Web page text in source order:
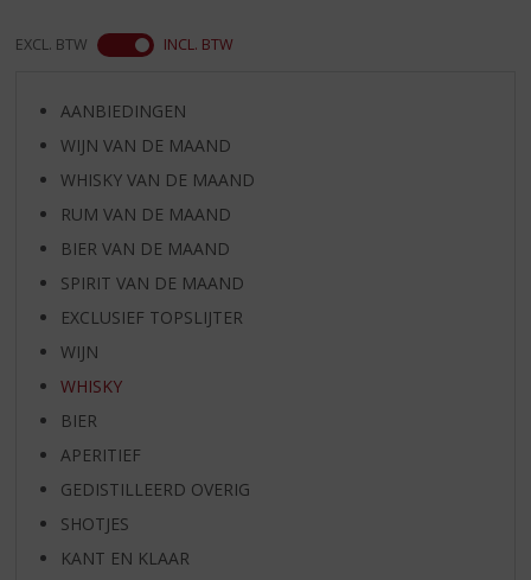
EXCL. BTW INCL. BTW
AANBIEDINGEN
WIJN VAN DE MAAND
WHISKY VAN DE MAAND
RUM VAN DE MAAND
BIER VAN DE MAAND
SPIRIT VAN DE MAAND
EXCLUSIEF TOPSLIJTER
WIJN
WHISKY
BIER
APERITIEF
GEDISTILLEERD OVERIG
SHOTJES
KANT EN KLAAR